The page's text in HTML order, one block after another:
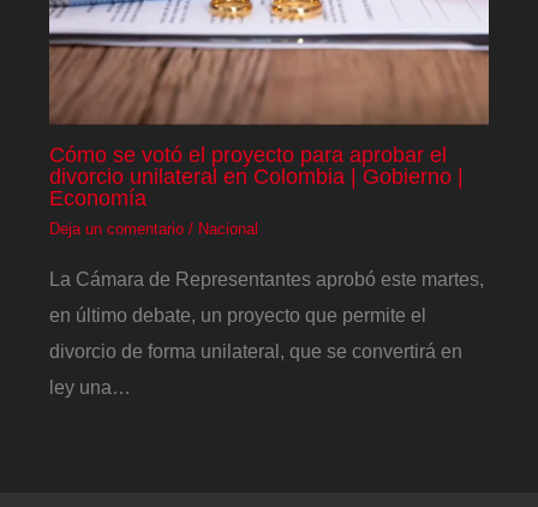
Cómo se votó el proyecto para aprobar el
divorcio unilateral en Colombia | Gobierno |
Economía
Deja un comentario / Nacional
La Cámara de Representantes aprobó este martes,
en último debate, un proyecto que permite el
divorcio de forma unilateral, que se convertirá en
ley una…